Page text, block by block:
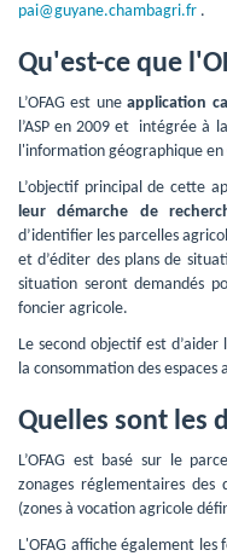
pai@guyane.chambagri.fr .
Qu'est-ce que
L’OFAG est une application
l’ASP en 2009 et intégrée à
l'information géographique en
L’objectif principal de cette
leur démarche de
d’identifier les parcelles
et d’éditer des plans de
situation seront demandés
foncier agricole.
Le second objectif est
la consommation des espaces
Quelles sont les
L’OFAG est basé sur le
zonages réglementaires des
(zones à vocation agricole
L'OFAG affiche également